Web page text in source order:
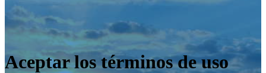
Aceptar los términos de uso